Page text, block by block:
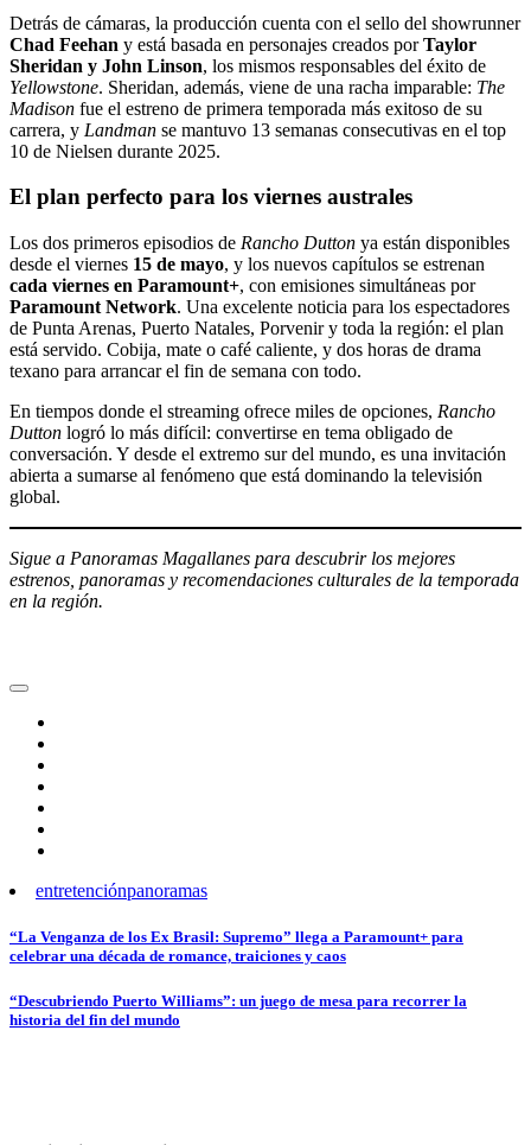
Detrás de cámaras, la producción cuenta con el sello del showrunner
Chad Feehan y está basada en personajes creados porTaylor
Sheridan y John Linson, los mismos responsables del éxito de
Yellowstone. Sheridan, además, viene de una racha imparable: The
Madison fue el estreno de primera temporada más exitoso de su
carrera, y Landman se mantuvo 13 semanas consecutivas en el top
10 de Nielsen durante 2025.
El plan perfecto para los viernes australes
Los dos primeros episodios de Rancho Dutton ya están disponibles
desde el viernes 15 de mayo, y los nuevos capítulos se estrenan
cada viernes en Paramount+, con emisiones simultáneas por
Paramount Network. Una excelente noticia para los espectadores
de Punta Arenas, Puerto Natales, Porvenir y toda la región: el plan
está servido. Cobija, mate o café caliente, y dos horas de drama
texano para arrancar el fin de semana con todo.
En tiempos donde el streaming ofrece miles de opciones, Rancho
Dutton logró lo más difícil: convertirse en tema obligado de
conversación. Y desde el extremo sur del mundo, es una invitación
abierta a sumarse al fenómeno que está dominando la televisión
global.
Sigue a Panoramas Magallanes para descubrir los mejores
estrenos, panoramas y recomendaciones culturales de la temporada
en la región.
entretenciónpanoramas
Navegación
entradas
“La Venganza de los Ex Brasil: Supremo” llega a Paramount+ para
celebrar una década de romance, traiciones y caos
“Descubriendo Puerto Williams”: un juego de mesa para recorrer la
historia del fin del mundo